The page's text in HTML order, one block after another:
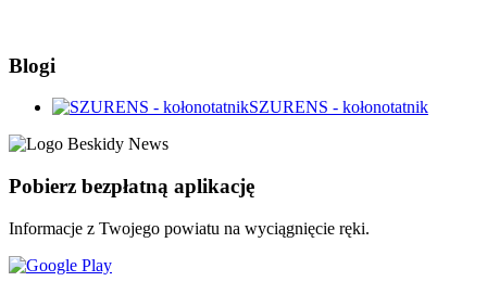
Blogi
SZURENS - kołonotatnik
Pobierz bezpłatną aplikację
Informacje z Twojego powiatu na wyciągnięcie ręki.